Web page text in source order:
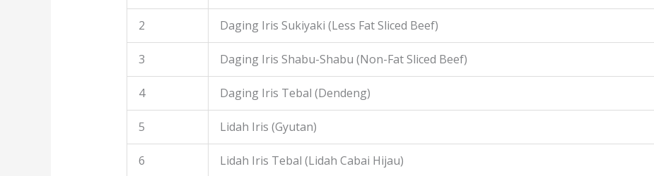
2 Daging Iris Sukiyaki (Less Fat Sliced Beef)
3 Daging Iris Shabu-Shabu (Non-Fat Sliced Beef)
4 Daging Iris Tebal (Dendeng)
5 Lidah Iris (Gyutan)
6 Lidah Iris Tebal (Lidah Cabai Hijau)